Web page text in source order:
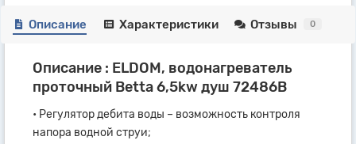
Описание Характеристики Отзывы 0
Описание : ELDOM, водонагреватель
проточный Betta 6,5kw душ 72486B
• Регулятор дебита воды – возможность контроля
напора водной струи;